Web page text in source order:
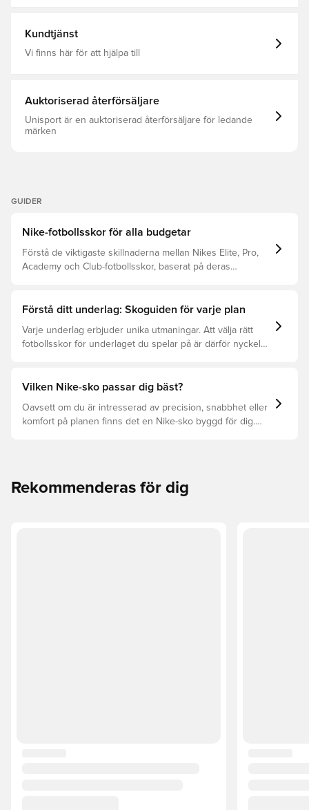
Kundtjänst
Vi finns här för att hjälpa till
Auktoriserad återförsäljare
Unisport är en auktoriserad återförsäljare för ledande
märken
GUIDER
Nike-fotbollsskor för alla budgetar
Förstå de viktigaste skillnaderna mellan Nikes Elite, Pro,
Academy och Club-fotbollsskor, baserat på deras
Förstå ditt underlag: Skoguiden för varje plan
Varje underlag erbjuder unika utmaningar. Att välja rätt
fotbollsskor för underlaget du spelar på är därför nyckeln
de olika underlagen.
Vilken Nike-sko passar dig bäst?
Oavsett om du är intresserad av precision, snabbhet eller
komfort på planen finns det en Nike-sko byggd för dig.
Rekommenderas för dig